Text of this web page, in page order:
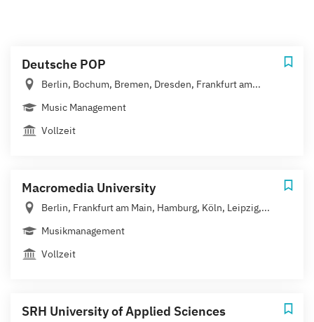
Deutsche POP
Berlin, Bochum, Bremen, Dresden, Frankfurt am...
Music Management
Vollzeit
Macromedia University
Berlin, Frankfurt am Main, Hamburg, Köln, Leipzig,...
Musikmanagement
Vollzeit
SRH University of Applied Sciences